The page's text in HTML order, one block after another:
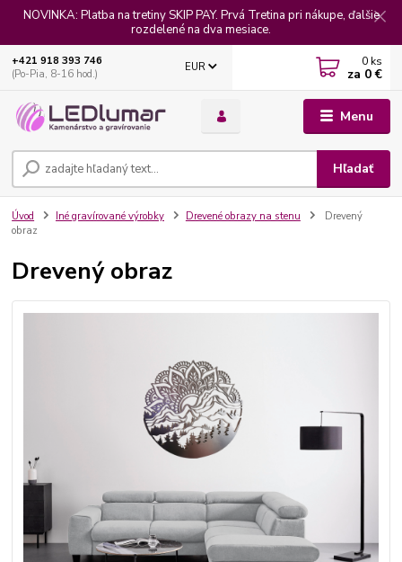
NOVINKA: Platba na tretiny SKIP PAY. Prvá Tretina pri nákupe, ďalšie
rozdelené na dva mesiace.
Menu
EUR
Hľadať
+421 918 393 746
(Po-Pia, 8-16 hod.)
0 ks
za 0 €
Úvod Iné gravírované výrobky Drevené obrazy na stenu
Drevený
obraz
Drevený obraz